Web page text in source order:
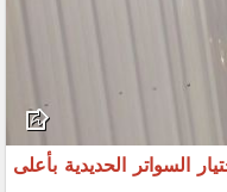
السواتر الحديدية بأعلى